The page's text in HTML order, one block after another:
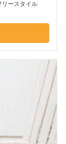
リースタイル